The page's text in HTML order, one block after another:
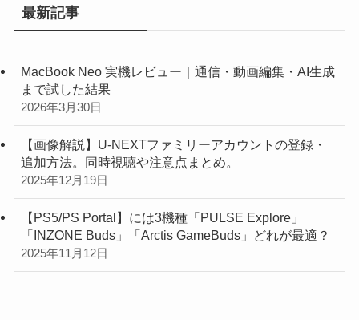
最新記事
MacBook Neo 実機レビュー｜通信・動画編集・AI生成
まで試した結果
2026年3月30日
【画像解説】U-NEXTファミリーアカウントの登録・
追加方法。同時視聴や注意点まとめ。
2025年12月19日
【PS5/PS Portal】には3機種「PULSE Explore」
「INZONE Buds」「Arctis GameBuds」どれが最適？
2025年11月12日